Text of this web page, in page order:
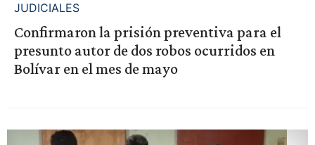
JUDICIALES
Confirmaron la prisión preventiva para el
presunto autor de dos robos ocurridos en
Bolívar en el mes de mayo